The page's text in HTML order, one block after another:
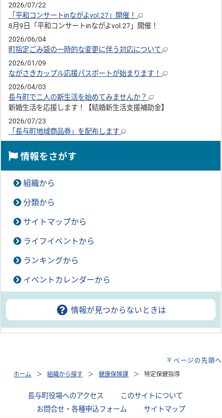
2026/07/22
「平和コンサートinながよvol.27」開催！
8月9日「平和コンサートinながよvol.27」開催！
2026/06/04
町指定ごみ袋の一時的な変更に伴う対応について
2026/01/09
ながさきカップル応援パスポートが始まります！
2026/04/03
長与町で二人の新生活を始めてみませんか？
新婚生活を応援します！【結婚新生活支援補助金】
2026/07/23
「長与町地域商品券」を配布します
情報をさがす
組織から
分類から
サイトマップから
ライフイベントから
ランキングから
イベントカレンダーから
情報が見つからないときは
ページの先頭へ
ホーム 組織から探す 健康保険課 特定保健指導
長与町役場へのアクセス このサイトについて
お問合せ・各種申込フォーム
サイトマップ